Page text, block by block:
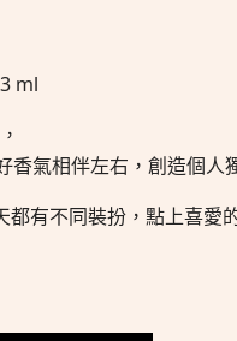
ml
氣相伴左右，創造個人
有不同裝扮，點上喜愛